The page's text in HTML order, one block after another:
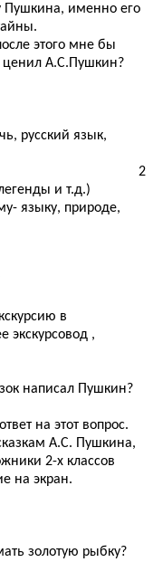
Пушкина, именно его
этого мне бы
ценил А.С.Пушкин?
русский язык,
2
и т.д.)
языку, природе,
в
экскурсовод ,
написал Пушкин?
на этот вопрос.
А.С. Пушкина,
2-х классов
на экран.
золотую рыбку?